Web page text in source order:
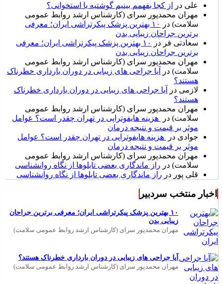
علی در
از کجا بفهمم بینیم گوشتیه یا استخوانی؟
مهران محمدپور سرای (کارشناس ارشد روابط عمومی
سلامت) در
۱۰ بهترین پزشک پیکرتراشی ایران؛ معرفی
برترین جراحان زیبایی بدن
سعادتی فر در
۱۰ بهترین پزشک پیکرتراشی ایران؛ معرفی
برترین جراحان زیبایی بدن
مهران محمدپور سرای (کارشناس ارشد روابط عمومی
سلامت) در
آیا جراحی های زیبایی در دوران بارداری خطرناک
هستند؟
لازمی در
آیا جراحی های زیبایی در دوران بارداری خطرناک
هستند؟
مهران محمدپور سرای (کارشناس ارشد روابط عمومی
سلامت) در
هزینه هایفوتراپی در تهران چقدر است؟ عوامل
موثر بر قیمت و نتیجه درمان
جوادی در
هزینه هایفوتراپی در تهران چقدر است؟ عوامل
موثر بر قیمت و نتیجه درمان
مهران محمدپور سرای (کارشناس ارشد روابط عمومی
سلامت) در راز ماندگاری بعضی تابلوها از نگاه روانشناسی
قلی پور در راز ماندگاری بعضی تابلوها از نگاه روانشناسی
اخبار منتخب سردبیر
۱۰ بهترین پزشک پیکرتراشی ایران؛ معرفی برترین جراحان
زیبایی بدن
مهران محمدپور سرای (کارشناس ارشد روابط عمومی سلامت)
آیا جراحی های زیبایی در دوران بارداری خطرناک هستند؟
مهران محمدپور سرای (کارشناس ارشد روابط عمومی سلامت)